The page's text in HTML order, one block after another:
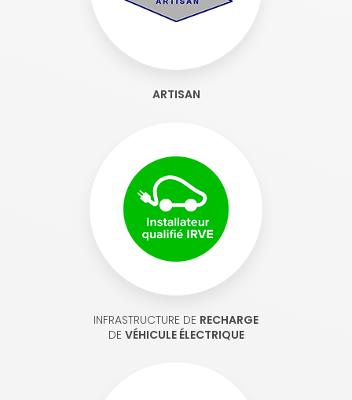
ARTISAN
INFRASTRUCTURE DE RECHARGE
DE VÉHICULE ÉLECTRIQUE